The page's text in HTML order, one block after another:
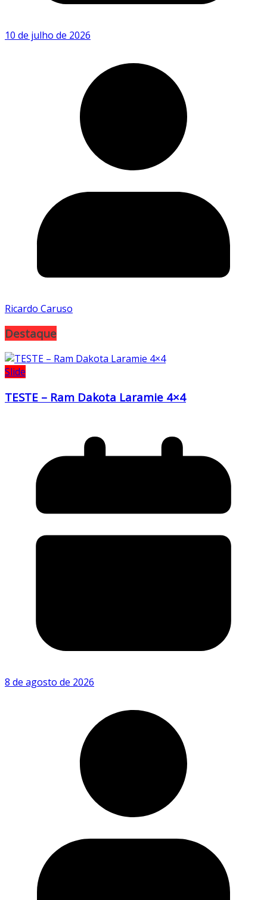
10 de julho de 2026
Ricardo Caruso
Destaque
Slide
TESTE – Ram Dakota Laramie 4×4
8 de agosto de 2026